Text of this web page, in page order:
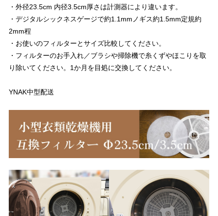
・外径23.5cm 内径3.5cm厚さは計測器により違います。
・デジタルシックネスゲージで約1.1mmノギス約1.5mm定規約
2mm程
・お使いのフィルターとサイズ比較してください。
・フィルターのお手入れ／ブラシや掃除機で糸くずやほこりを取
り除いてください。1か月を目処に交換してください。
YNAK中型配送